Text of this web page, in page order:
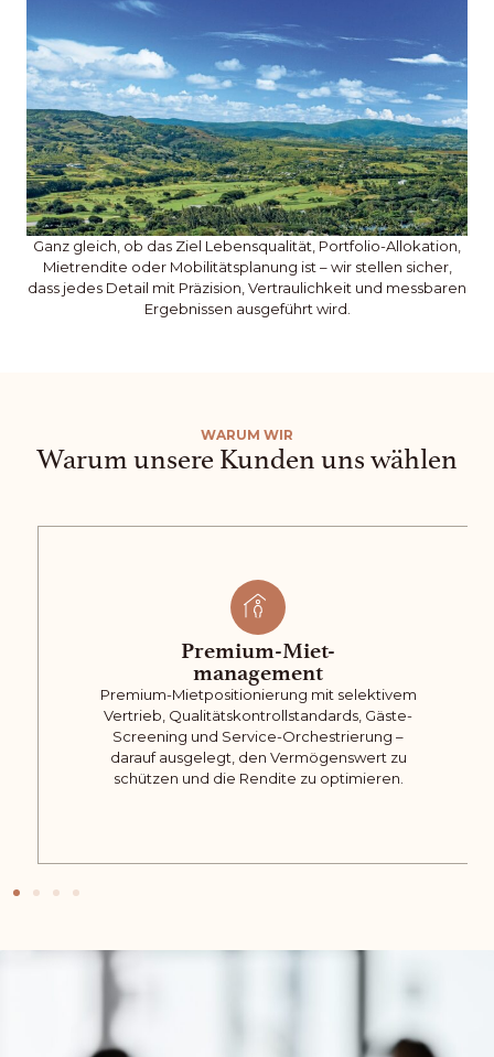
Ganz gleich, ob das Ziel Lebensqualität, Portfolio-Allokation,
Mietrendite oder Mobilitätsplanung ist – wir stellen sicher,
dass jedes Detail mit Präzision, Vertraulichkeit und messbaren
Ergebnissen ausgeführt wird.
WARUM WIR
Warum unsere Kunden uns wählen
Premium-Miet-
management
Premium-Mietpositionierung mit selektivem
Vertrieb, Qualitätskontrollstandards, Gäste-
Screening und Service-Orchestrierung –
darauf ausgelegt, den Vermögenswert zu
schützen und die Rendite zu optimieren.